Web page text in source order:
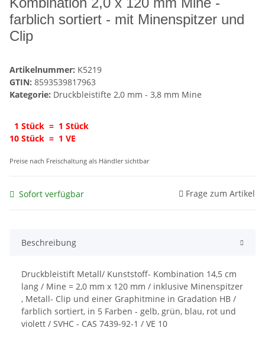
farblich sortiert - mit Minenspitzer und
Clip
Artikelnummer: K5219
GTIN: 8593539817963
Kategorie: Druckbleistifte 2,0 mm - 3,8 mm Mine
1 Stück = 1 Stück
10 Stück = 1 VE
Preise nach Freischaltung als Händler sichtbar
Sofort verfügbar Frage zum Artikel
Beschreibung
Druckbleistift Metall/ Kunststoff- Kombination 14,5 cm
lang / Mine = 2,0 mm x 120 mm / inklusive Minenspitzer
, Metall- Clip und einer Graphitmine in Gradation HB /
farblich sortiert, in 5 Farben - gelb, grün, blau, rot und
violett / SVHC - CAS 7439-92-1 / VE 10